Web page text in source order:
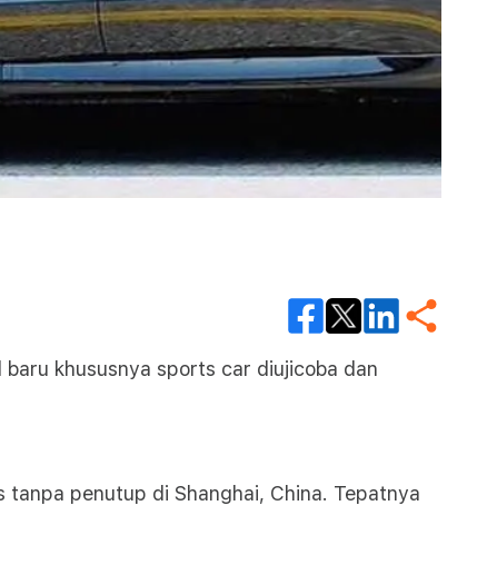
khususnya sports car diujicoba dan
penutup di Shanghai, China. Tepatnya